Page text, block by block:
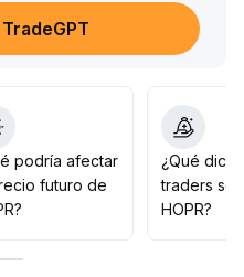
altos
el precio supera con
corto plazo y ajustar
toma de ganancias y stop
o cae por debajo del
podría afectar
futuro de
¿Qué
traders
HOPR?